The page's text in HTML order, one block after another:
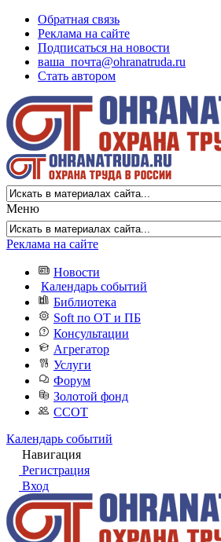
Обратная связь
Реклама на сайте
Подписаться на новости
ваша_почта@ohranatruda.ru
Стать автором
Меню
Реклама на сайте
Новости
Календарь событий
Библиотека
Soft по ОТ и ПБ
Консультации
Агрегатор
Услуги
Форум
Золотой фонд
ССОТ
Календарь событий
Навигация
Регистрация
Вход